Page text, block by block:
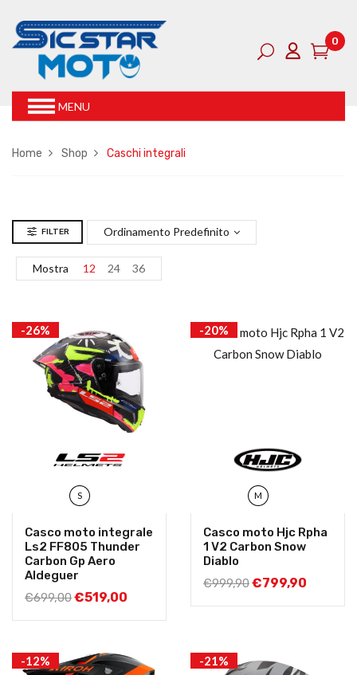
0
MENU
Home Shop Caschi integrali
FILTER Ordinamento Predefinito
Mostra 12 24 36
-26%
S
Casco moto integrale
Ls2 FF805 Thunder
Carbon Gp Aero
Aldeguer
€699,00€519,00
-20%
M
Casco moto Hjc Rpha
1 V2 Carbon Snow
Diablo
€999,90€799,90
-12% -21%